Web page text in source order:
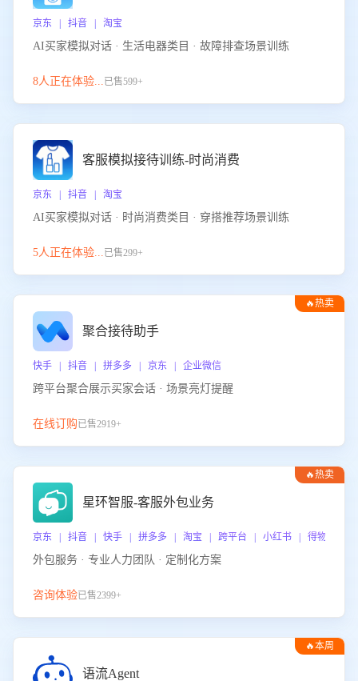
京东 | 抖音 | 淘宝
AI买家模拟对话 · 生活电器类目 · 故障排查场景训练
8人正在体验...已售599+
客服模拟接待训练-时尚消费
京东 | 抖音 | 淘宝
AI买家模拟对话 · 时尚消费类目 · 穿搭推荐场景训练
5人正在体验...已售299+
🔥热卖
聚合接待助手
快手 | 抖音 | 拼多多 | 京东 | 企业微信
跨平台聚合展示买家会话 · 场景亮灯提醒
在线订购已售2919+
🔥热卖
星环智服-客服外包业务
京东 | 抖音 | 快手 | 拼多多 | 淘宝 | 跨平台 | 小红书 | 得物 | 企
外包服务 · 专业人力团队 · 定制化方案
咨询体验已售2399+
🔥本周
语流Agent